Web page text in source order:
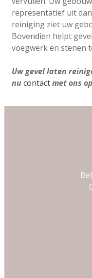
representatief uit
reiniging ziet uw
Bovendien helpt
voegwerk en stenen
Uw gevel laten
nucontactmet ons